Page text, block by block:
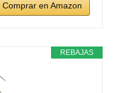
Comprar en Amazon
REBAJAS